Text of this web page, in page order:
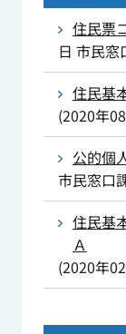
住民票
日 市民窓
住民基
(2020年
公的個
市民窓口
住民基
Ａ
(2020年